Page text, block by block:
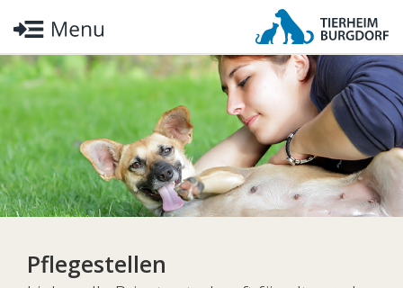
Pflegestellen